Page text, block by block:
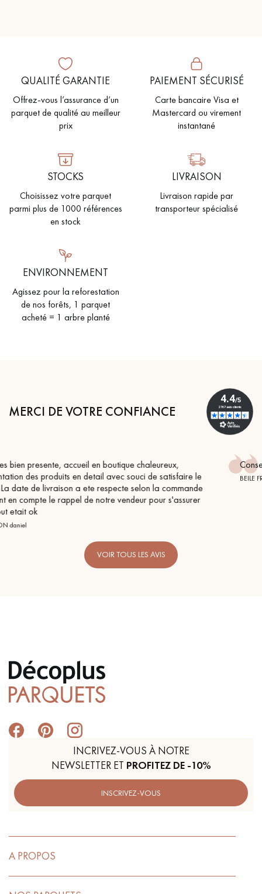
QUALITÉ GARANTIE
Offrez-vous l’assurance d’un
parquet de qualité au meilleur
prix
PAIEMENT SÉCURISÉ
Carte bancaire Visa et
Mastercard ou virement
instantané
STOCKS
Choisissez votre parquet
parmi plus de 1000 références
en stock
LIVRAISON
Livraison rapide par
transporteur spécialisé
ENVIRONNEMENT
Agissez pour la reforestation
de nos forêts, 1 parquet
acheté = 1 arbre planté
MERCI DE VOTRE CONFIANCE
le
Conseil parfait, échanges fluides. Je recommande
BEILE FRANCK
VOIR TOUS LES AVIS
INCRIVEZ-VOUS À NOTRE
NEWSLETTER ET PROFITEZ DE -10%
INSCRIVEZ-VOUS
A PROPOS